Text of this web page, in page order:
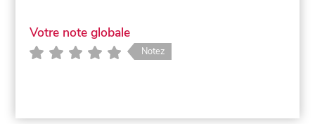
Votre note globale
Notez